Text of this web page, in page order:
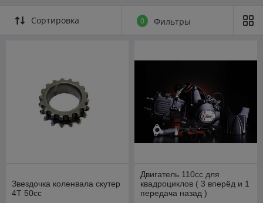
Сортировка 0 Фильтры
Звездочка коленвала скутер
4Т 50сс
Двигатель 110cc для
квадроциклов ( 3 вперёд и 1
передача назад )